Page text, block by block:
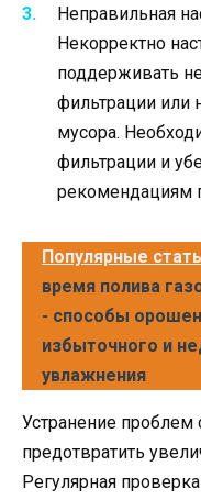
Неправильная
Некорректно
поддерживать
фильтрации или
мусора.
фильтрации и
рекомендациям
Популярные
время полива
- способы
избыточного и
увлажнения
Устранение
предотвратить
Регулярная